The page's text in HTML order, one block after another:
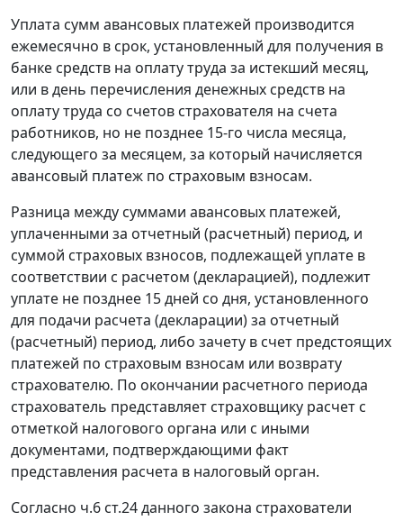
Уплата сумм авансовых платежей производится
ежемесячно в срок, установленный для получения в
банке средств на оплату труда за истекший месяц,
или в день перечисления денежных средств на
оплату труда со счетов страхователя на счета
работников, но не позднее 15-го числа месяца,
следующего за месяцем, за который начисляется
авансовый платеж по страховым взносам.
Разница между суммами авансовых платежей,
уплаченными за отчетный (расчетный) период, и
суммой страховых взносов, подлежащей уплате в
соответствии с расчетом (декларацией), подлежит
уплате не позднее 15 дней со дня, установленного
для подачи расчета (декларации) за отчетный
(расчетный) период, либо зачету в счет предстоящих
платежей по страховым взносам или возврату
страхователю. По окончании расчетного периода
страхователь представляет страховщику расчет с
отметкой налогового органа или с иными
документами, подтверждающими факт
представления расчета в налоговый орган.
Согласно ч.6 ст.24данного закона страхователи